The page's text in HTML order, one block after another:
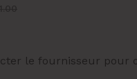
le fournisseur pour